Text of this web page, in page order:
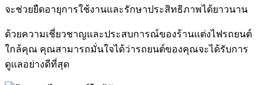
จะช่วยยืดอายุการใช้งานและรักษาประสิทธิภาพได้ยาวนาน
ด้วยความเชี่ยวชาญและประสบการณ์ของร้านแต่งไฟรถยนต์
ใกล้คุณ คุณสามารถมั่นใจได้ว่ารถยนต์ของคุณจะได้รับการ
ดูแลอย่างดีที่สุด